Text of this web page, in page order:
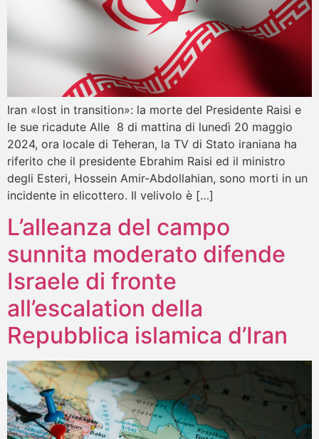
Iran «lost in transition»: la morte del Presidente Raisi e
le sue ricadute Alle 8 di mattina di lunedì 20 maggio
2024, ora locale di Teheran, la TV di Stato iraniana ha
riferito che il presidente Ebrahim Raisi ed il ministro
degli Esteri, Hossein Amir-Abdollahian, sono morti in un
incidente in elicottero. Il velivolo è […]
L’alleanza del campo
sunnita moderato difende
Israele di fronte
all’escalation della
Repubblica islamica d’Iran